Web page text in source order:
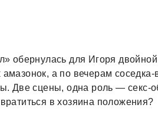
обернулась для Игоря
а по вечерам
Две сцены, одна роль — секс-
в хозяина положения?